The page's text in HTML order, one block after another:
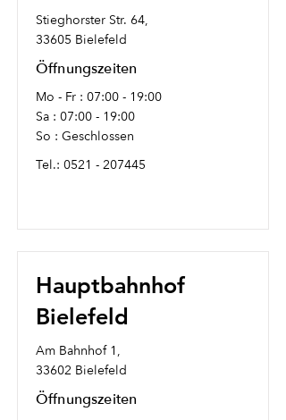
Stieghorster Str. 64,
33605 Bielefeld
Öffnungszeiten
Mo - Fr : 07:00 - 19:00
Sa : 07:00 - 19:00
So : Geschlossen
Tel.: 0521 - 207445
Hauptbahnhof
Bielefeld
Am Bahnhof 1,
33602 Bielefeld
Öffnungszeiten